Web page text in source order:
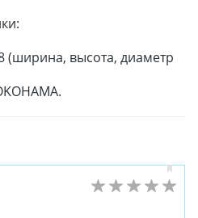
(ширина, высота, диаметр